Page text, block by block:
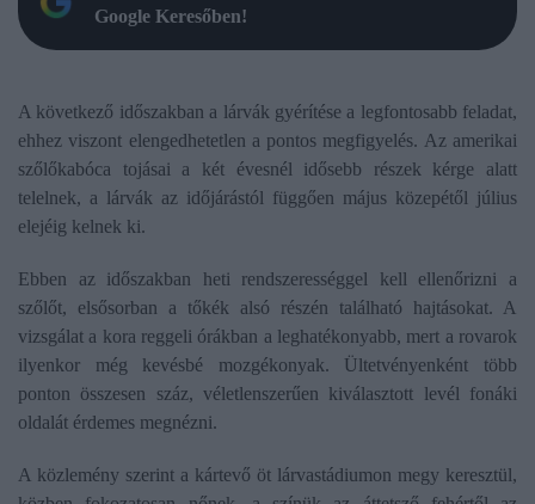
Google Keresőben!
A következő időszakban a lárvák gyérítése a legfontosabb feladat,
ehhez viszont elengedhetetlen a pontos megfigyelés. Az amerikai
szőlőkabóca tojásai a két évesnél idősebb részek kérge alatt
telelnek, a lárvák az időjárástól függően május közepétől július
elejéig kelnek ki.
Ebben az időszakban heti rendszerességgel kell ellenőrizni a
szőlőt, elsősorban a tőkék alsó részén található hajtásokat. A
vizsgálat a kora reggeli órákban a leghatékonyabb, mert a rovarok
ilyenkor még kevésbé mozgékonyak. Ültetvényenként több
ponton összesen száz, véletlenszerűen kiválasztott levél fonáki
oldalát érdemes megnézni.
A közlemény szerint a kártevő öt lárvastádiumon megy keresztül,